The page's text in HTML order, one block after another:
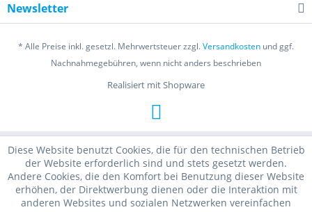
Newsletter
* Alle Preise inkl. gesetzl. Mehrwertsteuer zzgl.Versandkosten und ggf.
Nachnahmegebühren, wenn nicht anders beschrieben
Realisiert mit Shopware
Diese Website benutzt Cookies, die für den technischen Betrieb
der Website erforderlich sind und stets gesetzt werden.
Andere Cookies, die den Komfort bei Benutzung dieser Website
erhöhen, der Direktwerbung dienen oder die Interaktion mit
anderen Websites und sozialen Netzwerken vereinfachen